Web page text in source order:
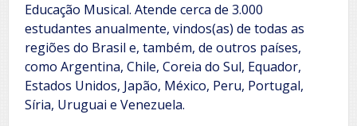
Educação Musical. Atende cerca de 3.000
estudantes anualmente, vindos(as) de todas as
regiões do Brasil e, também, de outros países,
como Argentina, Chile, Coreia do Sul, Equador,
Estados Unidos, Japão, México, Peru, Portugal,
Síria, Uruguai e Venezuela.